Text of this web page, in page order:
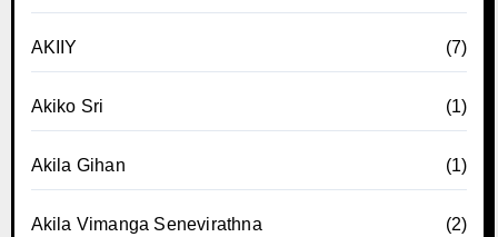
AKIIY (7)
Akiko Sri (1)
Akila Gihan (1)
Akila Vimanga Senevirathna (2)